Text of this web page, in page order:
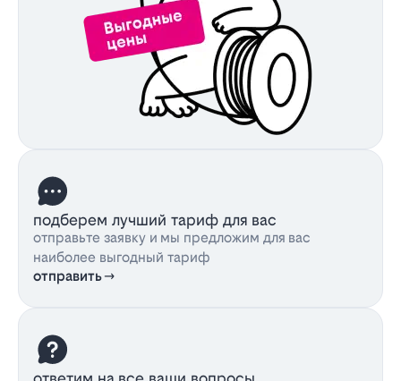
подберем лучший тариф для вас
отправьте заявку и мы предложим для вас
наиболее выгодный тариф
отправить